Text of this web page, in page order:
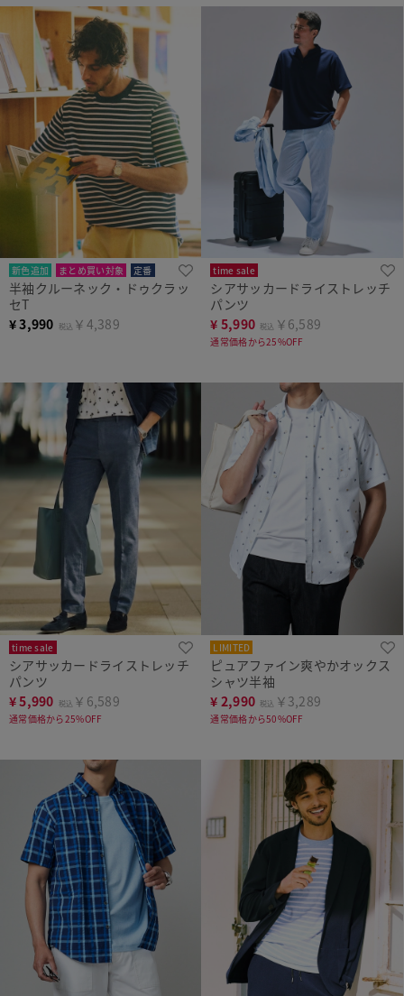
新色追加 まとめ買い対象 定番
半袖クルーネック・ドゥクラッ
セT
¥3,990 税込 ￥4,389
time sale
シアサッカードライストレッチ
パンツ
¥ 5,990 税込 ￥6,589
通常価格から25%OFF
time sale
シアサッカードライストレッチ
パンツ
¥5,990 税込 ￥6,589
通常価格から25%OFF
LIMITED
ピュアファイン爽やかオックス
シャツ半袖
¥ 2,990 税込 ￥3,289
通常価格から50%OFF